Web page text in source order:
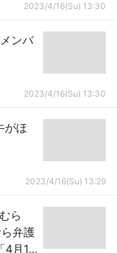
2023/4/16(Su) 13:30
ンバ
2023/4/16(Su) 13:30
がほ
2023/4/16(Su) 13:29
ら
弁護
4月18